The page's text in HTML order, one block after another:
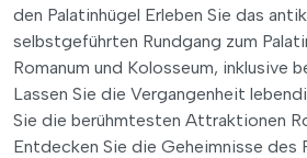
den Palatinhügel Erleben Sie das
selbstgeführten Rundgang zum
Romanum und Kolosseum, inklusive
Lassen Sie die Vergangenheit
Sie die berühmtesten Attraktionen
Entdecken Sie die Geheimnisse des